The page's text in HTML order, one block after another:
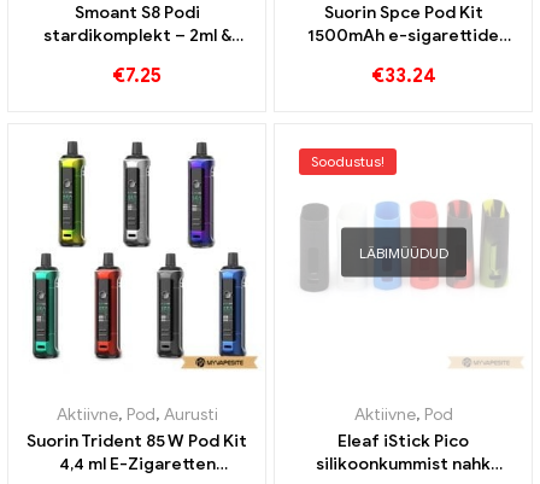
Smoant S8 Podi
stardikomplekt – 2ml &
hulgimüük 丨 Kohandatud
€7.25
Suorin Spce Pod Kit
1500mAh e-sigarettide
€33.24
Aktiivne, Pod, Aurusti
Suorin Trident 85 W Pod Kit
4,4 ml E-Zigaretten
Soodustus!
LÄBIMÜÜDUD
Aktiivne, Pod
Eleaf iStick Pico
silikoonkummist nahk